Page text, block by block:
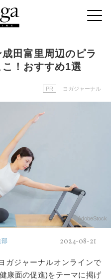
成田富里周辺のピラ
！おすすめ1選
PR ヨガジャーナル
AdobeStock
部 2024-08-21
ガジャーナルオンラインで
康面の促進)をテーマに掲げ